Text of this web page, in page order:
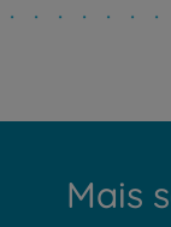
Mais